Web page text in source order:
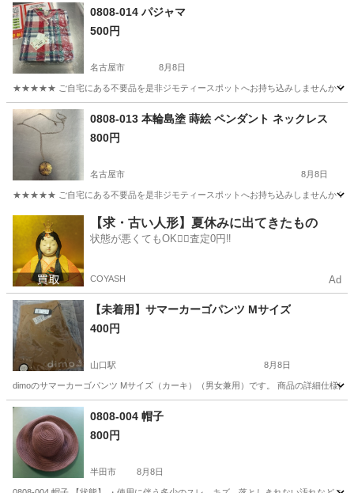
岐阜 各務原市 0808-014 パジャマ
500円
名古屋市 8月8日
★★★★★ ご自宅にある不要品を是非ジモティースポットへお持ち込みしませんか？
愛知 名古屋市 パジャマ
0808-013 本輪島塗 蒔絵 ペンダント ネックレス
800円
名古屋市 8月8日
★★★★★ ご自宅にある不要品を是非ジモティースポットへお持ち込みしませんか？
アクセサリー 現地
【求・古い人形】夏休みに出てきたもの
状態が悪くてもOK🙆‍♀️査定0円‼️
COYASH Ad
【未着用】サマーカーゴパンツ Mサイズ
400円
山口駅 8月8日
dimoのサマーカーゴパンツ Mサイズ（カーキ）（男女兼用）です。 商品の詳細仕様
愛知 瀬戸市 パンツ
0808-004 帽子
800円
半田市 8月8日